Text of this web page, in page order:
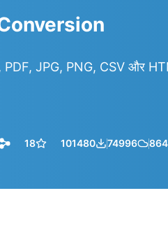
JPG, PNG, CSV और
18 101480 74996